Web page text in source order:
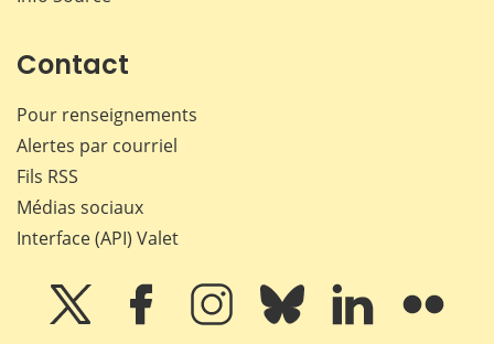
Contact
Pour renseignements
Alertes par courriel
Fils RSS
Médias sociaux
Interface (API) Valet